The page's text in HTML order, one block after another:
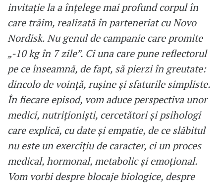
invitație la a înțelege mai profund corpul în
care trăim, realizată în parteneriat cu Novo
Nordisk. Nu genul de campanie care promite
„-10 kg în 7 zile”. Ci una care pune reflectorul
pe ce înseamnă, de fapt, să pierzi în greutate:
dincolo de voință, rușine și sfaturile simpliste.
În fiecare episod, vom aduce perspectiva unor
medici, nutriționiști, cercetători și psihologi
care explică, cu date și empatie, de ce slăbitul
nu este un exercițiu de caracter, ci un proces
medical, hormonal, metabolic și emoțional.
Vom vorbi despre blocaje biologice, despre